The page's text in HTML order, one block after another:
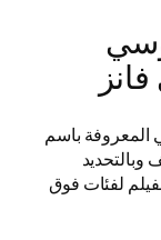
المعروفة باسم
لفئات فوق